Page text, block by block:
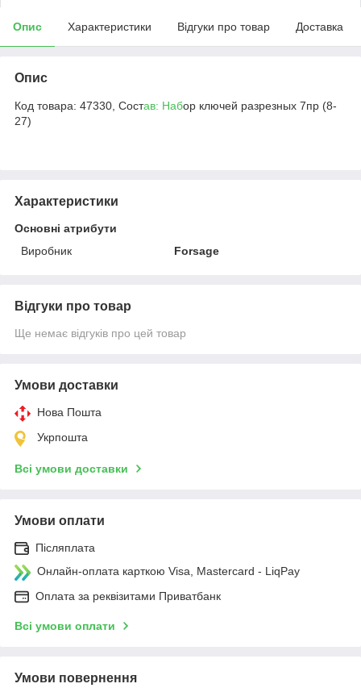
Опис Характеристики Відгуки про товар Доставка
Опис
Код товара: 47330, Состав: Набор ключей разрезных 7пр (8-
27)
Характеристики
Основні атрибути
Виробник
Forsage
Відгуки про товар
Ще немає відгуків про цей товар
Умови доставки
Нова Пошта
Укрпошта
Всі умови доставки
Умови оплати
Післяплата
Онлайн-оплата карткою Visa, Mastercard - LiqPay
Оплата за реквізитами Приватбанк
Всі умови оплати
Умови повернення